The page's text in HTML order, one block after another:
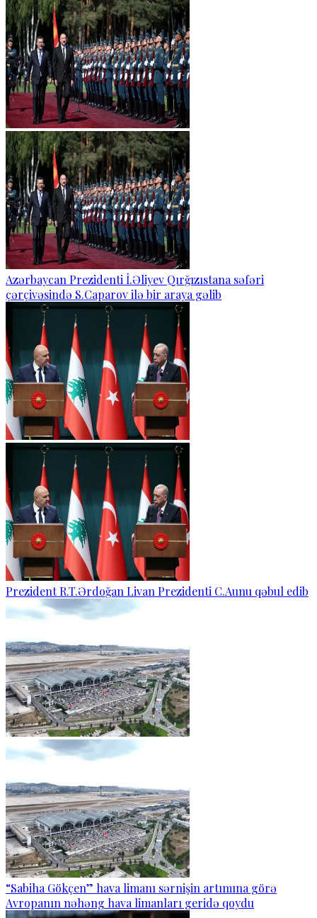
Azərbaycan Prezidenti İ.Əliyev Qırğızıstana səfəri
çərçivəsində S.Caparov ilə bir araya gəlib
Prezident R.T.Ərdoğan Livan Prezidenti C.Aunu qəbul edib
“Sabiha Gökçen” hava limanı sərnişin artımına görə
Avropanın nəhəng hava limanları geridə qoydu